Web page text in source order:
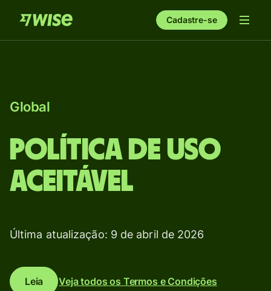
Cadastre-se
Política de Uso
Aceitável
Global
Última atualização: 9 de abril de 2026
Leia Veja todos os Termos e Condições